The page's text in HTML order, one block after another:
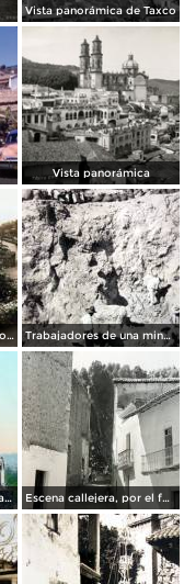
Vista panorámica de Taxco
Vista panorámica
Escena callejera por el Fotógrafo Hugo Brehme.. Trabajadores de una mina de plata en Taxco, Guerrero.
La Iglesia de Santa Prisca, por el fotógrafo T. Enami, de Yokohama, Japón (1934) Escena callejera, por el fotógrafo T. Enami, de Yokohama, Japón (1934)